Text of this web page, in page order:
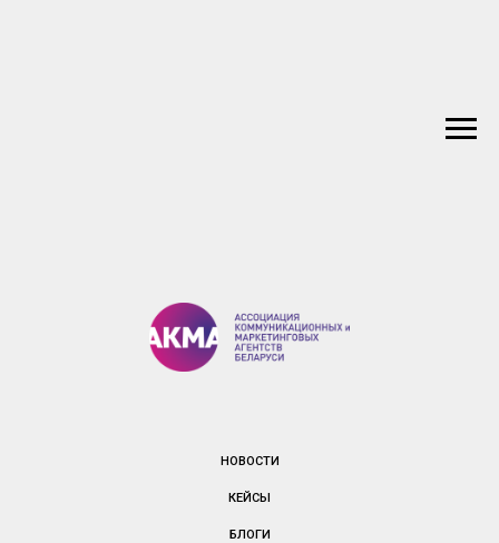
НОВОСТИ
КЕЙСЫ
БЛОГИ